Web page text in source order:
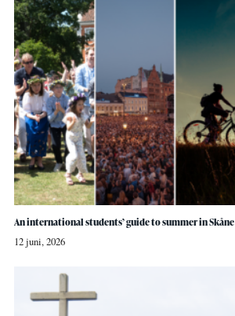
An international students’ guide to summer in Skåne
12 juni, 2026